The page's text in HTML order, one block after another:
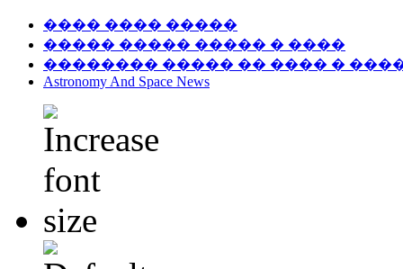
���� ���� �����
����� ����� ����� � ����
�������� ����� �� ���� �
Astronomy And Space News